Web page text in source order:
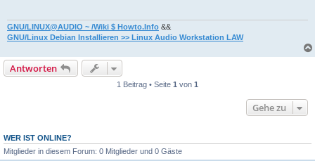
GNU/LINUX@AUDIO ~ /Wiki $ Howto.Info &&
GNU/Linux Debian Installieren >> Linux Audio Workstation LAW
Antworten
1 Beitrag • Seite 1 von 1
Gehe zu
WER IST ONLINE?
Mitglieder in diesem Forum: 0 Mitglieder und 0 Gäste